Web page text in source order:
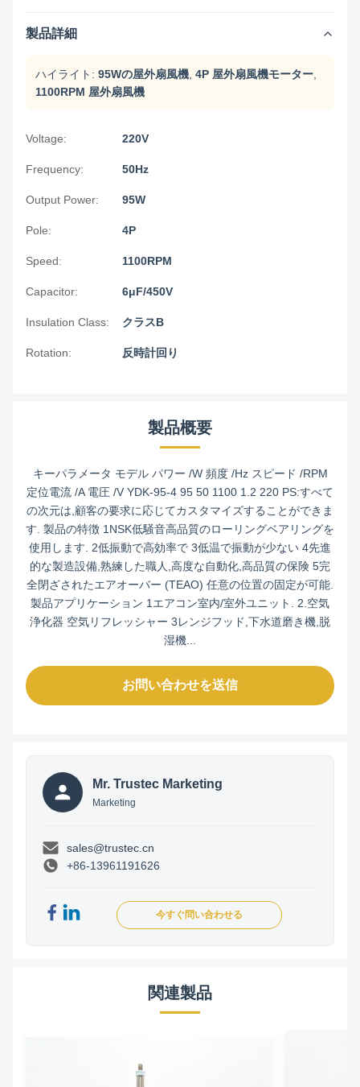
製品詳細
ハイライト: 95Wの屋外扇風機 4P 屋外扇風機モーター
1100RPM 屋外扇風機
Voltage: 220V
Frequency: 50Hz
Output Power: 95W
Pole: 4P
Speed: 1100RPM
Capacitor: 6μF/450V
Insulation Class: クラスB
Rotation: 反時計回り
製品概要
キーパラメータ モデル パワー /W 頻度 /Hz スピード /RPM
定位電流 /A 電圧 /V YDK-95-4 95 50 1100 1.2 220 PS:すべて
の次元は,顧客の要求に応じてカスタマイズすることができま
す. 製品の特徴 1NSK低騒音高品質のローリングベアリングを
使用します. 2低振動で高効率で 3低温で振動が少ない 4先進
的な製造設備,熟練した職人,高度な自動化,高品質の保険 5完
全閉ざされたエアオーバー (TEAO) 任意の位置の固定が可能.
製品アプリケーション 1エアコン室内/室外ユニット. 2.空気
浄化器 空気リフレッシャー 3レンジフッド,下水道磨き機,脱
湿機...
お問い合わせを送信
Mr. Trustec Marketing
Marketing
sales@trustec.cn
+86-13961191626
今すぐ問い合わせる
関連製品